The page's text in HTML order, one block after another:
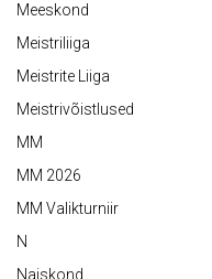
Meeskond
Meistriliiga
Meistrite Liiga
Meistrivõistlused
MM
MM 2026
MM Valikturniir
N
Naiskond